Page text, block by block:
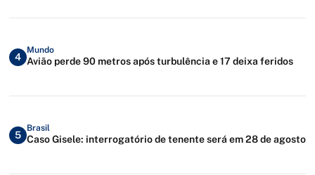
4
Mundo
Avião perde 90 metros após turbulência e 17 deixa feridos
5
Brasil
Caso Gisele: interrogatório de tenente será em 28 de agosto